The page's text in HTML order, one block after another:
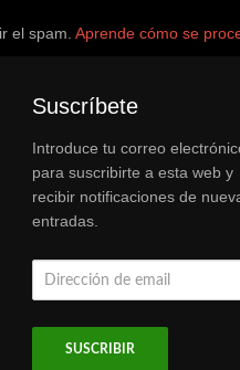
el spam. Aprende cómo se
Suscríbete
Introduce tu correo
para suscribirte a esta web y
recibir notificaciones de
entradas.
Dirección